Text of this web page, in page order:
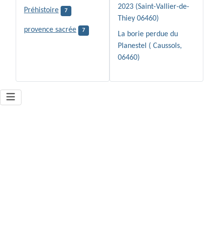
Préhistoire 7
provence sacrée 7
2023 (Saint-Vallier-de-
Thiey 06460)
La borie perdue du
Planestel ( Caussols,
06460)